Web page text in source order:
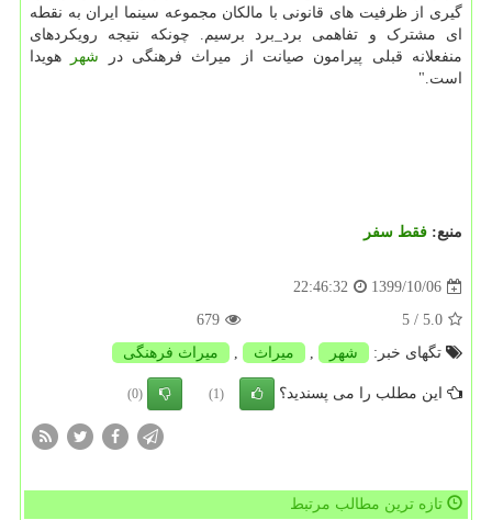
گیری از ظرفیت های قانونی با مالکان مجموعه سینما ایران به نقطه
ای مشترک و تفاهمی برد_برد برسیم. چونکه نتیجه رویکردهای
منفعلانه قبلی پیرامون صیانت از میراث فرهنگی در شهر
هویدا
است."
منبع: فقط سفر
1399/10/06
22:46:32
5.0
/ 5
679
تگهای خبر:
شهر , میراث , میراث فرهنگی
این مطلب را می پسندید؟ (1)
(0)
تازه ترین مطالب مرتبط